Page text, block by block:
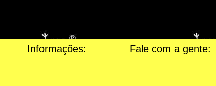
Informações: Fale com a gente: